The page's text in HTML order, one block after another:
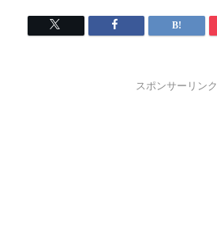
スポンサーリンク